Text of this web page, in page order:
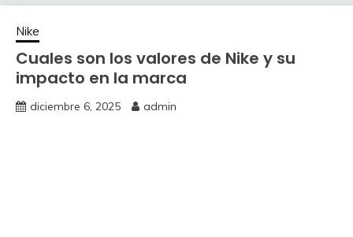
Nike
Cuales son los valores de Nike y su
impacto en la marca
diciembre 6, 2025 admin